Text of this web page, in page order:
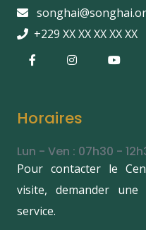
+229 XX XX XX XX XX
Horaires
Lun - Ven : 07h30 -
Pour contacter le
visite, demander
service.